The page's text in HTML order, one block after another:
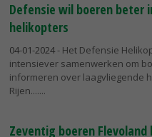
Defensie wil boeren beter
helikopters
04-01-2024- Het Defensie
intensiever samenwerken om
informeren over laagvliegende
Rijen....
Zeventig boeren